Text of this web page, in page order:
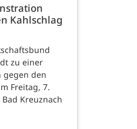
Kahlschlag
zu einer
gegen den
Freitag, 7.
Kreuznach